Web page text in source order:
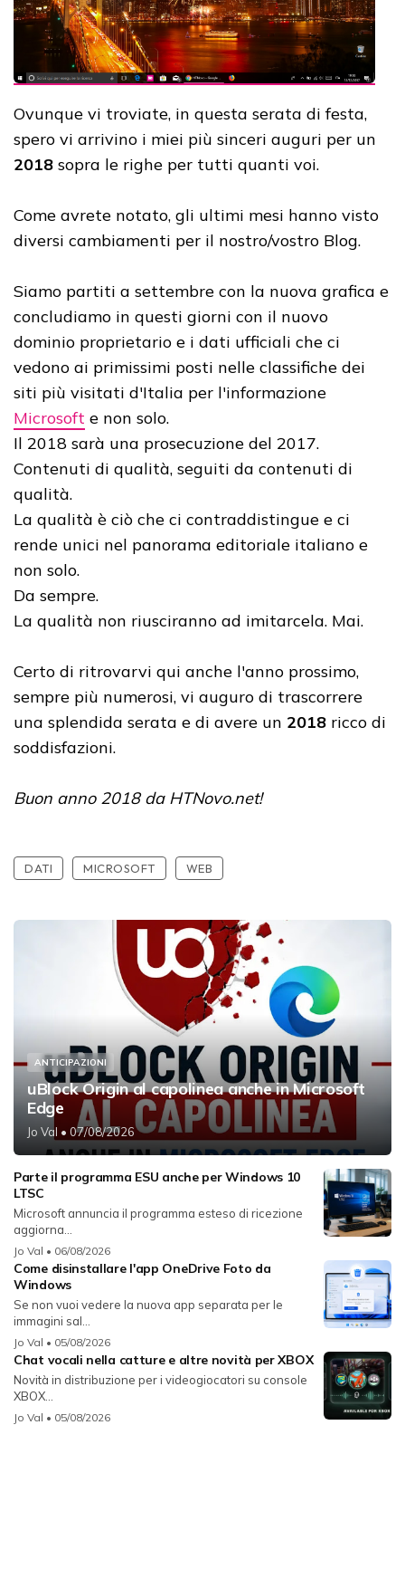
Ovunque vi troviate, in questa serata di festa,
spero vi arrivino i miei più sinceri auguri per un
2018 sopra le righe per tutti quanti voi.
Come avrete notato, gli ultimi mesi hanno visto
diversi cambiamenti per il nostro/vostro Blog.
Siamo partiti a settembre con la nuova grafica e
concludiamo in questi giorni con il nuovo
dominio proprietario e i dati ufficiali che ci
vedono ai primissimi posti nelle classifiche dei
siti più visitati d'Italia per l'informazione
Microsoft e non solo.
Il 2018 sarà una prosecuzione del 2017.
Contenuti di qualità, seguiti da contenuti di
qualità.
La qualità è ciò che ci contraddistingue e ci
rende unici nel panorama editoriale italiano e
non solo.
Da sempre.
La qualità non riusciranno ad imitarcela. Mai.
Certo di ritrovarvi qui anche l'anno prossimo,
sempre più numerosi, vi auguro di trascorrere
una splendida serata e di avere un 2018 ricco di
soddisfazioni.
Buon anno 2018 da HTNovo.net!
DATI MICROSOFT WEB
ANTICIPAZIONI
uBlock Origin al capolinea anche in Microsoft
Edge
Jo Val • 07/08/2026
Parte il programma ESU anche per Windows 10
LTSC
Microsoft annuncia il programma esteso di ricezione
aggiorna...
Jo Val • 06/08/2026
Come disinstallare l'app OneDrive Foto da
Windows
Se non vuoi vedere la nuova app separata per le
immagini sal...
Jo Val • 05/08/2026
Chat vocali nella catture e altre novità per XBOX
Novità in distribuzione per i videogiocatori su console
XBOX...
Jo Val • 05/08/2026